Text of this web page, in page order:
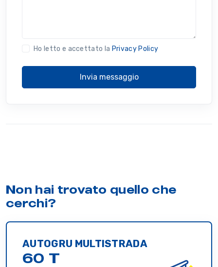
Ho letto e accettato la Privacy Policy
Invia messaggio
Non hai trovato quello che
cerchi?
AUTOGRU MULTISTRADA
60 T